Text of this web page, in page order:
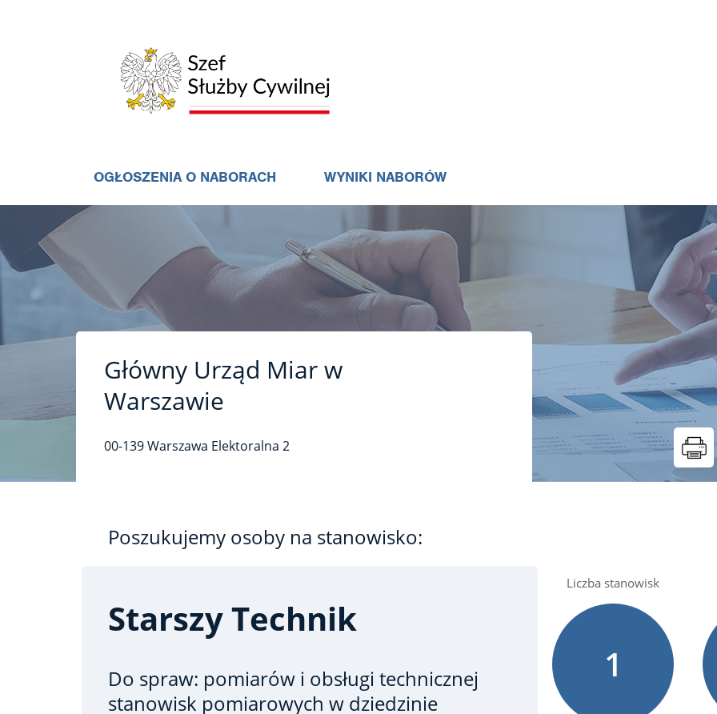
OGŁOSZENIA O NABORACH WYNIKI NABORÓW
Główny Urząd Miar w
Warszawie
00-139Warszawa Elektoralna 2
Poszukujemy osoby na stanowisko:
Starszy Technik
Do spraw: pomiarów i obsługi technicznej
stanowisk pomiarowych w dziedzinie
Liczba stanowisk
1